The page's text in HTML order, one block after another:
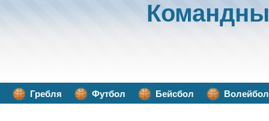
Гребля Футбол Бейсбол Волейбол